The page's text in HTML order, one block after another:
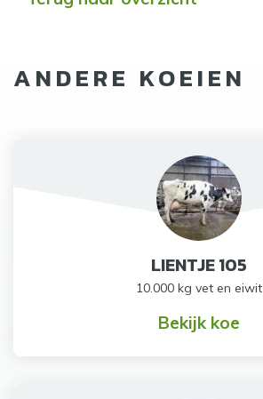
ANDERE KOEIEN
LIENTJE 105
10.000 kg vet en eiwit
Bekijk koe